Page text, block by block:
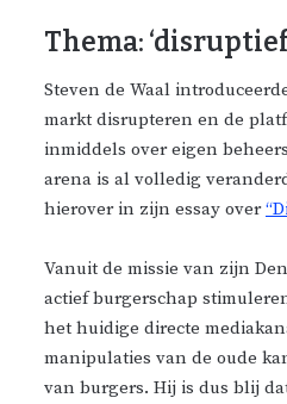
Thema:
Steven de Waal
markt disrupteren en de
inmiddels over eigen
arena is al volledig
hierover in zijn essay over
Vanuit de missie van zijn
actief burgerschap
het huidige directe
manipulaties van de oude
van burgers. Hij is dus blij